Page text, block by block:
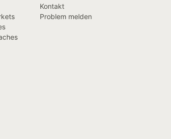
Kontakt
Problem melden